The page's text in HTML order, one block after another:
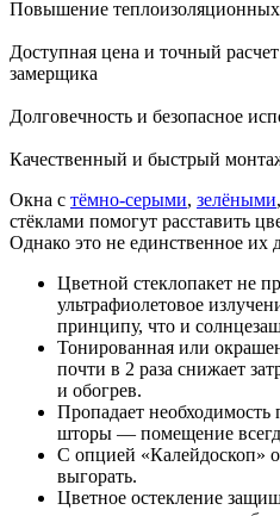
Повышение теплоизоляционных
Доступная цена и точный
замерщика
Долговечность и безопасное
Качественный и быстрый
Окна с тёмно-серыми, зелёными
стёклами помогут расставить
Однако это не единственное их
Цветной стеклопакет не
ультрафиолетовое
принципу, что и
Тонированная или
почти в 2 раза снижает
и обогрев.
Пропадает
шторы — помещение
С опцией «Калейдоскоп»
выгорать.
Цветное остекление